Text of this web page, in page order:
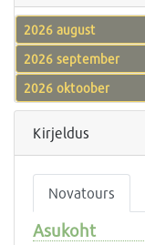
2026 august
2026 september
2026 oktoober
Kirjeldus
Novatours
Asukoht